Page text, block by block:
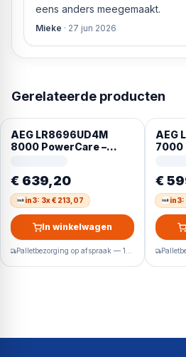
eens anders meegemaakt.
Mieke · 27 jun 2026
Gerelateerde producten
AEG LR8696UD4M
8000 PowerCare –
€ 639,20
in3: 3x € 213,07
In winkelwagen
AEG
7000
€
in3: